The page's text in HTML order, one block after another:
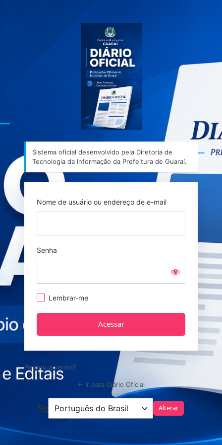
Sistema oficial desenvolvido pela Diretoria de
Tecnologia da Informação da Prefeitura de Guaraí.
Nome de usuário ou endereço de e-mail
Senha
Lembrar-me
Perdeu a senha?
← Ir para Diário Oficial
Idioma